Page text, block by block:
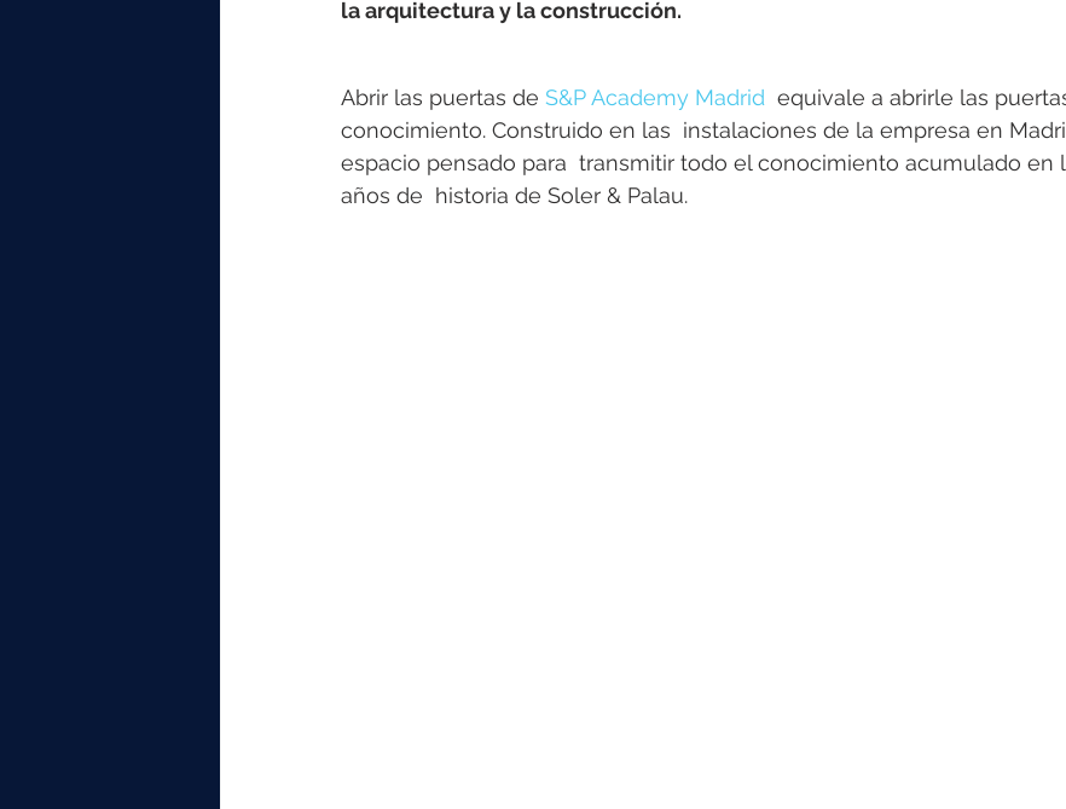
elektrotools-P065000 elektrotools-P040000 elektrotools-P059000 elektrotools-
elektrotools-P045000 elektrotools-P052000
la arquitectura y la construcción.
Abrir las puertas de S&P Academy Madrid
equivale a abrirle las
conocimiento. Construido en las  instalaciones de la empresa en
espacio pensado para  transmitir todo el conocimiento acumulado en
años de  historia de Soler & Palau.